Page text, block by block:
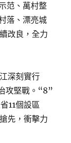
范、萬村整
落、漂亮城
改良，全力
深刻實行
攻堅戰。“8”
11個設區
先，衝擊力